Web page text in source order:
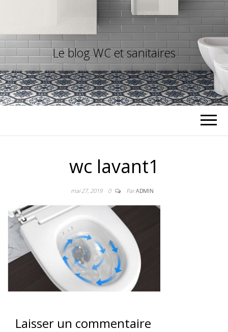
Le blog WC et sanitaires
wc lavant1
mai 27, 2019 0 ParADMIN
Laisser un commentaire